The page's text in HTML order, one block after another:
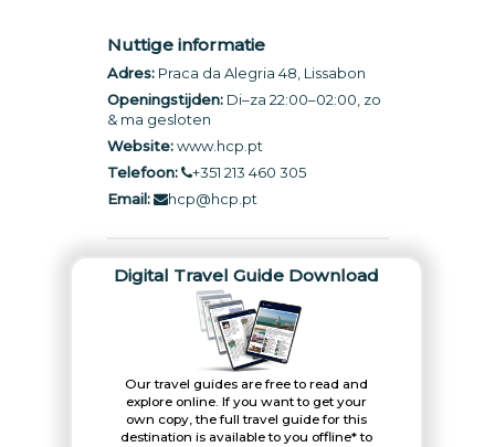
Nuttige informatie
Adres:Praca da Alegria 48, Lissabon
Openingstijden:Di–za 22:00–02:00, zo
& ma gesloten
Website: www.hcp.pt
Telefoon:
+351 213 460 305
Email:
hcp@hcp.pt
Digital Travel Guide Download
Our travel guides are free to read and
explore online. If you want to get your
own copy, the full travel guide for this
destination is available to you offline* to